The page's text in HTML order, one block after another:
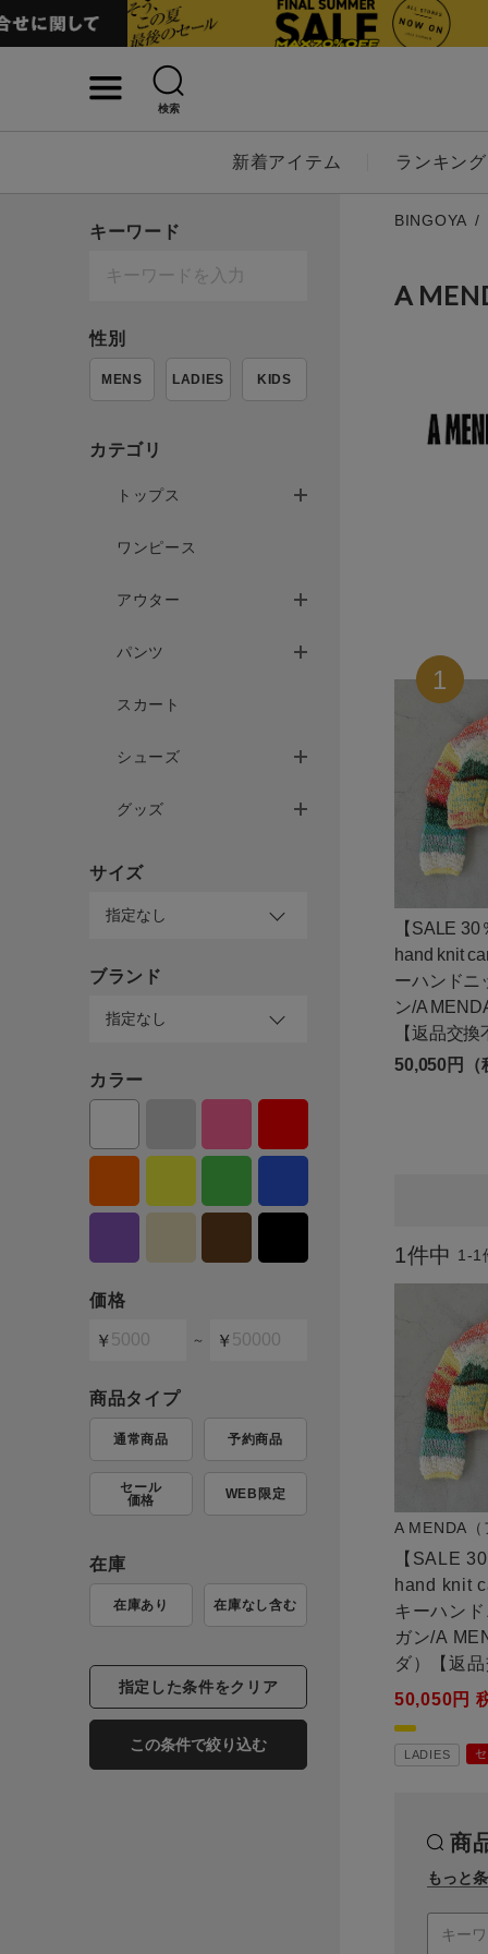
検索
新着アイテム ランキング
キーワード
性別
MENS LADIES KIDS
カテゴリ
トップス
ワンピース
アウター
パンツ
スカート
シューズ
グッズ
サイズ
ブランド
カラー
価格
～
商品タイプ
通常商品 予約商品
セール
価格
WEB限定
在庫
在庫あり 在庫なし含む
指定した条件をクリア
この条件で絞り込む
BINGOYA
A
【SALE
hand knit
ーハンドニ
ン/A
【返品交換
50,050円（
1件中 1-1
A MENDA（
【SALE
hand knit
キーハン
ガン/A
ダ）【返
50,050
LADIES
商
もっと